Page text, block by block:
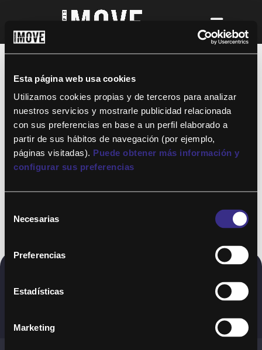
Esta página web usa cookies
Utilizamos cookies propias y de terceros para analizar
nuestros servicios y mostrarle publicidad relacionada
con sus preferencias en base a un perfil elaborado a
partir de sus hábitos de navegación (por ejemplo,
páginas visitadas). Puede obtener más información y
configurar sus preferencias
Necesarias
Preferencias
Estadísticas
Marketing
¡Para disfrutar de ALTAFIT MOVE tienes
así podrás acceder a todos nuestros
entrenamientos y clases online donde
quieras!
Copyright © 2020. Todos los derechos